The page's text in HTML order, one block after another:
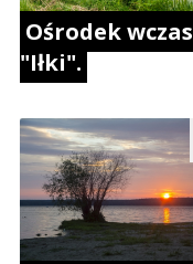
Ośrodek
"Iłki".